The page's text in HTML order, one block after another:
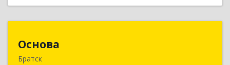
Основа
Братск